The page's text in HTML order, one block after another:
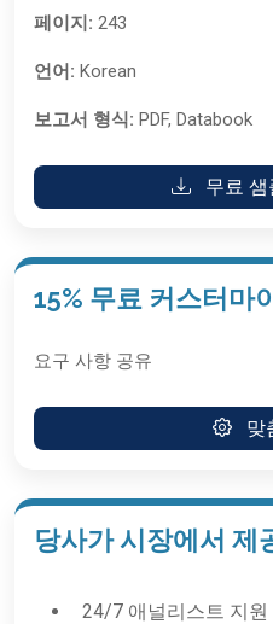
페이지: 243
언어: Korean
보고서 형식: PDF, Databook
무료
15% 무료 커스터마
요구 사항 공유
맞
당사가 시장에서 제
24/7 애널리스트 지원